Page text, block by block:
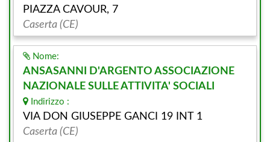
PIAZZA CAVOUR, 7
Caserta (CE)
Nome:
ANSASANNI D'ARGENTO ASSOCIAZIONE
NAZIONALE SULLE ATTIVITA' SOCIALI
Indirizzo :
VIA DON GIUSEPPE GANCI 19 INT 1
Caserta (CE)